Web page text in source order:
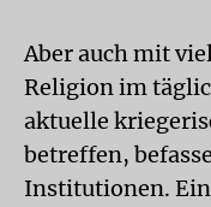
Aber auch mit
Religion im
aktuelle
betreffen,
Institutionen.